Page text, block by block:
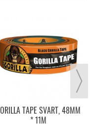
TAPE SVART, 48MM
* 11M